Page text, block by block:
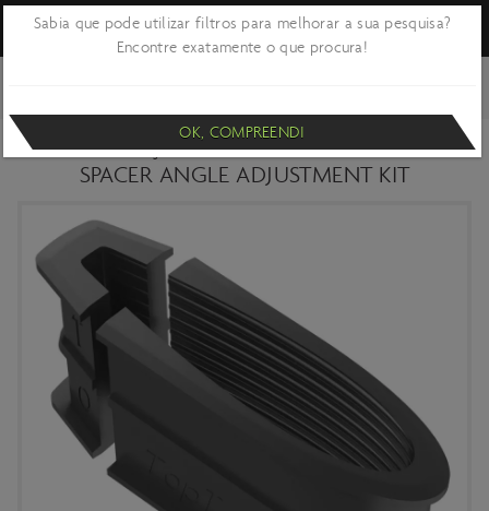
KIT DE ESPAÇADORES SYNCROS PLASMA 6
SPACER ANGLE ADJUSTMENT KIT
Sabia que pode utilizar filtros para melhorar a sua pesquisa?
Encontre exatamente o que procura!
OK, COMPREENDI